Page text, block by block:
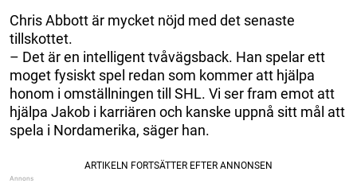
Chris Abbott är mycket nöjd med det senaste
tillskottet.
– Det är en intelligent tvåvägsback. Han spelar ett
moget fysiskt spel redan som kommer att hjälpa
honom i omställningen till SHL. Vi ser fram emot att
hjälpa Jakob i karriären och kanske uppnå sitt mål att
spela i Nordamerika, säger han.